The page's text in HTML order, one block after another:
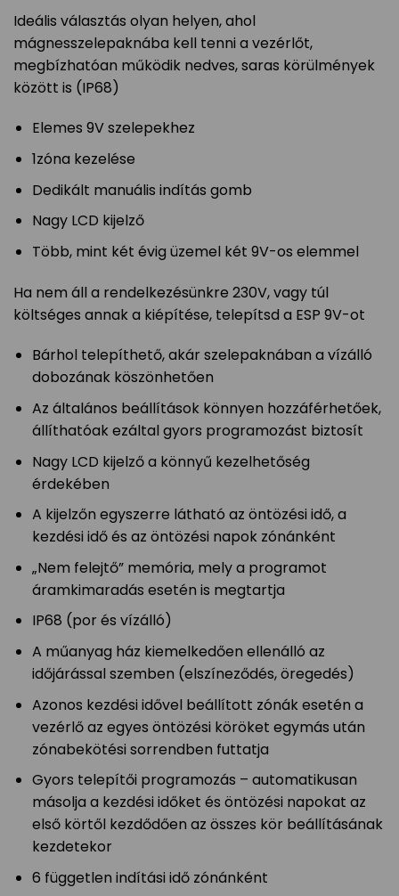
Ideális választás olyan helyen, ahol
mágnesszelepaknába kell tenni a vezérlőt,
megbízhatóan működik nedves, saras körülmények
között is (IP68)
Elemes 9V szelepekhez
1zóna kezelése
Dedikált manuális indítás gomb
Nagy LCD kijelző
Több, mint két évig üzemel két 9V-os elemmel
Ha nem áll a rendelkezésünkre 230V, vagy túl
költséges annak a kiépítése, telepítsd a ESP 9V-ot
Bárhol telepíthető, akár szelepaknában a vízálló
dobozának köszönhetően
Az általános beállítások könnyen hozzáférhetőek,
állíthatóak ezáltal gyors programozást biztosít
Nagy LCD kijelző a könnyű kezelhetőség
érdekében
A kijelzőn egyszerre látható az öntözési idő, a
kezdési idő és az öntözési napok zónánként
„Nem felejtő” memória, mely a programot
áramkimaradás esetén is megtartja
IP68 (por és vízálló)
A műanyag ház kiemelkedően ellenálló az
időjárással szemben (elszíneződés, öregedés)
Azonos kezdési idővel beállított zónák esetén a
vezérlő az egyes öntözési köröket egymás után
zónabekötési sorrendben futtatja
Gyors telepítői programozás – automatikusan
másolja a kezdési időket és öntözési napokat az
első körtől kezdődően az összes kör beállításának
kezdetekor
6 független indítási idő zónánként